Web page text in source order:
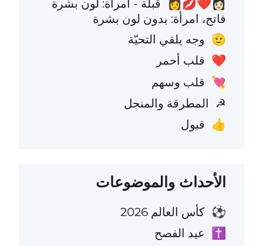
👩🏻‍❤️‍💋‍👩
قبلة - امرأة: لون بشرة
فاتح، امرأة: بدون لون بشرة
🫡 وجه يلقي التحيّة
❤️ قلب أحمر
💘 قلب وسهم
☭ المطرقة والمنجل
👍 قبول
الأحداث والموضوعات
⚽ كأس العالم 2026
✝️ عيد الفصح